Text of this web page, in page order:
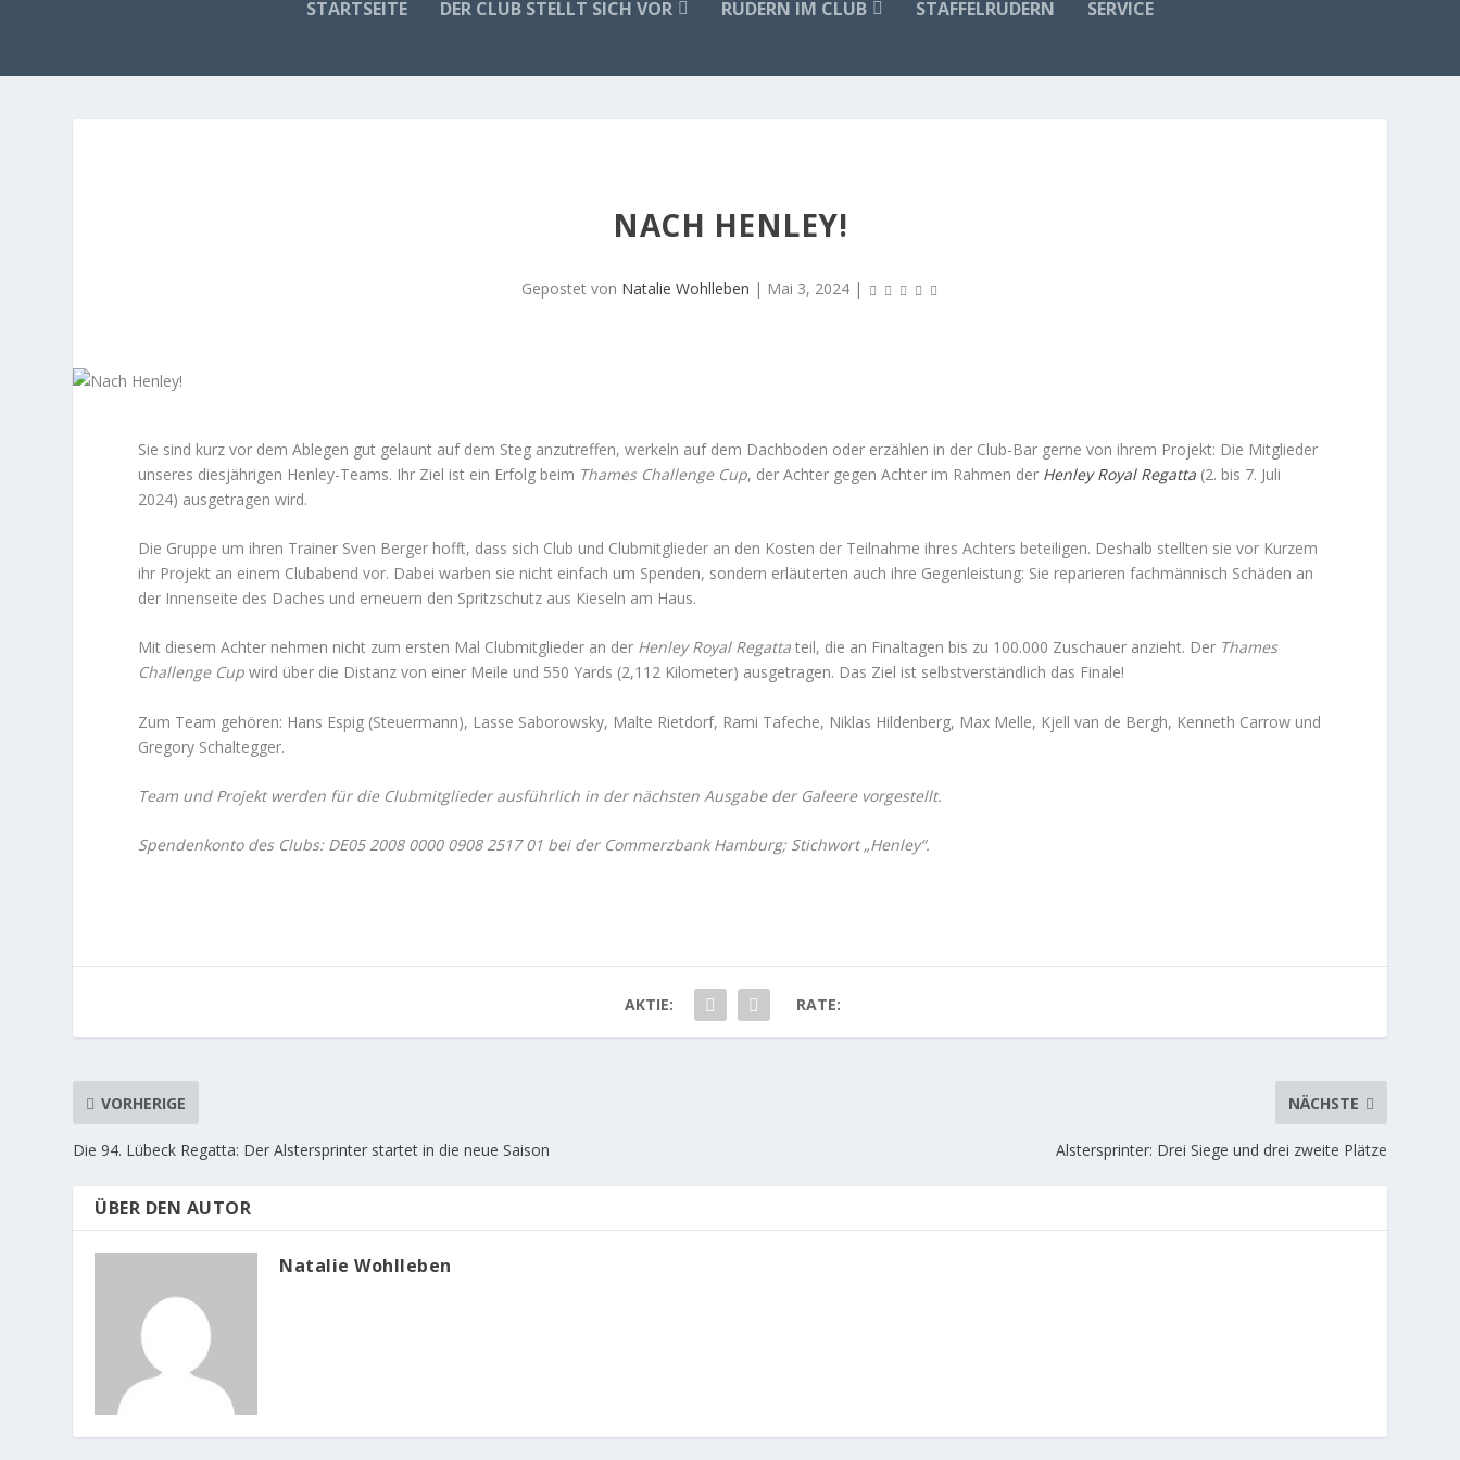
STARTSEITE DER CLUB STELLT SICH VOR RUDERN IM CLUB STAFFELRUDERN SERVICE
NACH HENLEY!
Gepostet von Natalie Wohlleben | Mai 3, 2024 |
Sie sind kurz vor dem Ablegen gut gelaunt auf dem Steg anzutreffen, werkeln auf dem Dachboden oder erzählen in der Club-Bar gerne von ihrem Projekt: Die Mitglieder
unseres diesjährigen Henley-Teams. Ihr Ziel ist ein Erfolg beim Thames Challenge Cup, der Achter gegen Achter im Rahmen der Henley Royal Regatta (2. bis 7. Juli
2024) ausgetragen wird.
Die Gruppe um ihren Trainer Sven Berger hofft, dass sich Club und Clubmitglieder an den Kosten der Teilnahme ihres Achters beteiligen. Deshalb stellten sie vor Kurzem
ihr Projekt an einem Clubabend vor. Dabei warben sie nicht einfach um Spenden, sondern erläuterten auch ihre Gegenleistung: Sie reparieren fachmännisch Schäden an
der Innenseite des Daches und erneuern den Spritzschutz aus Kieseln am Haus.
Mit diesem Achter nehmen nicht zum ersten Mal Clubmitglieder an der Henley Royal Regatta teil, die an Finaltagen bis zu 100.000 Zuschauer anzieht. Der Thames
Challenge Cup wird über die Distanz von einer Meile und 550 Yards (2,112 Kilometer) ausgetragen. Das Ziel ist selbstverständlich das Finale!
Zum Team gehören: Hans Espig (Steuermann), Lasse Saborowsky, Malte Rietdorf, Rami Tafeche, Niklas Hildenberg, Max Melle, Kjell van de Bergh, Kenneth Carrow und
Gregory Schaltegger.
Team und Projekt werden für die Clubmitglieder ausführlich in der nächsten Ausgabe der Galeere vorgestellt.
Spendenkonto des Clubs: DE05 2008 0000 0908 2517 01 bei der Commerzbank Hamburg; Stichwort „Henley“.
AKTIE: RATE:
VORHERIGE
Die 94. Lübeck Regatta: Der Alstersprinter startet in die neue Saison
NÄCHSTE
Alstersprinter: Drei Siege und drei zweite Plätze
ÜBER DEN AUTOR
Natalie Wohlleben